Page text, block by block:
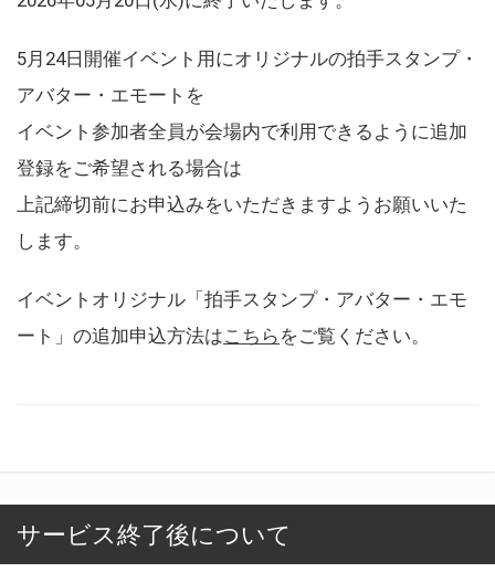
5月24日開催イベント用にオリジナルの拍手スタンプ・
アバター・エモートを
イベント参加者全員が会場内で利用できるように追加
登録をご希望される場合は
上記締切前にお申込みをいただきますようお願いいた
します。
イベントオリジナル「拍手スタンプ・アバター・エモ
ート」の追加申込方法はこちら をご覧ください。
サービス終了後について